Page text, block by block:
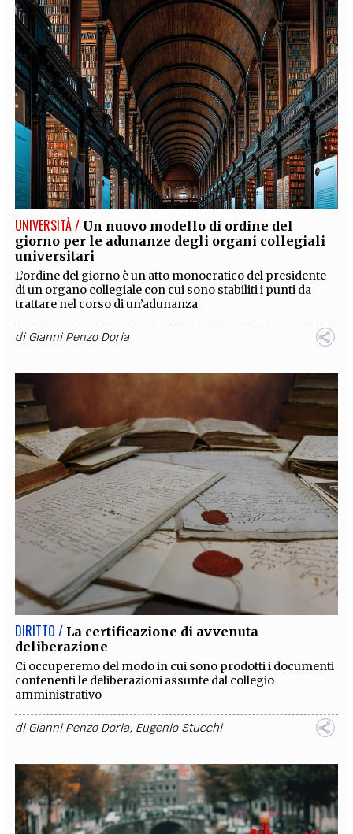
UNIVERSITÀ / Un nuovo modello di ordine del
giorno per le adunanze degli organi collegiali
universitari
L’ordine del giorno è un atto monocratico del presidente
di un organo collegiale con cui sono stabiliti i punti da
trattare nel corso di un’adunanza
diGianni Penzo Doria
DIRITTO / La certificazione di avvenuta
deliberazione
Ci occuperemo del modo in cui sono prodotti i documenti
contenenti le deliberazioni assunte dal collegio
amministrativo
diGianni Penzo Doria, Eugenio Stucchi